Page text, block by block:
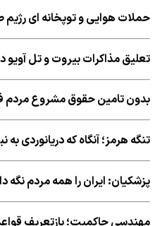
حملات هوایی و توپخانه ای
تعلیق مذاکرات بیروت و تل
بدون تامین حقوق مشروع مردم
تنگه هرمز؛ آنگاه که دریانوردی
پزشکیان: ایران را همه مردم نگه
مهندسی حاکمیت؛ بازتعریف